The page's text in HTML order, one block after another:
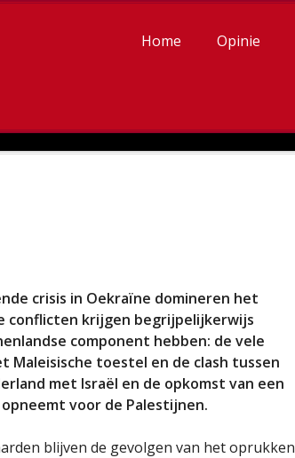
Home Opinie
crisis in Oekraïne domineren het
conflicten krijgen begrijpelijkerwijs
component hebben: de vele
Maleisische toestel en de clash tussen
met Israël en de opkomst van een
voor de Palestijnen.
blijven de gevolgen van het oprukken